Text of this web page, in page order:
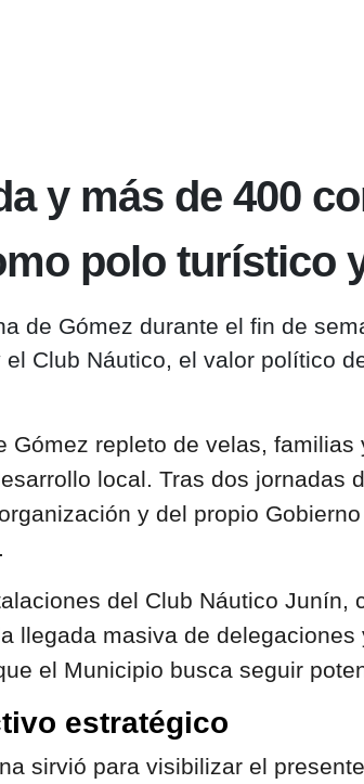
y más de 400
polo turístico
de Gómez durante el fin de
Club Náutico, el valor político
Gómez repleto de velas,
local. Tras dos
y del propio
del Club Náutico
llegada masiva de
el Municipio busca seguir
estratégico
sirvió para visibilizar el